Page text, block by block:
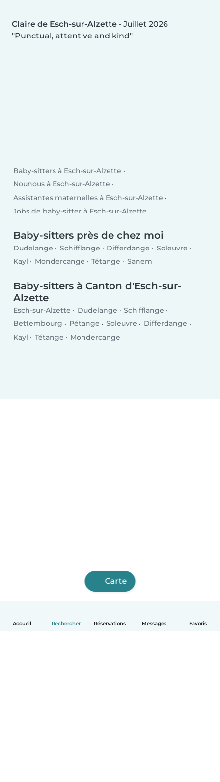
Accueil Rechercher Réservations Messages Favoris
Claire de Esch-sur-Alzette • Juillet 2026
Punctual, attentive and kind
Baby-sitters à Esch-sur-Alzette
Nounous à Esch-sur-Alzette
Assistantes maternelles à Esch-sur-Alzette
Jobs de baby-sitter à Esch-sur-Alzette
Baby-sitters près de chez moi
Dudelange Schifflange Differdange
Soleuvre
Kayl
Mondercange Tétange Sanem
Baby-sitters à Canton d'Esch-sur-
Alzette
Esch-sur-Alzette Dudelange
Schifflange
Bettembourg
Pétange Soleuvre
Differdange
Kayl
Tétange Mondercange
Carte